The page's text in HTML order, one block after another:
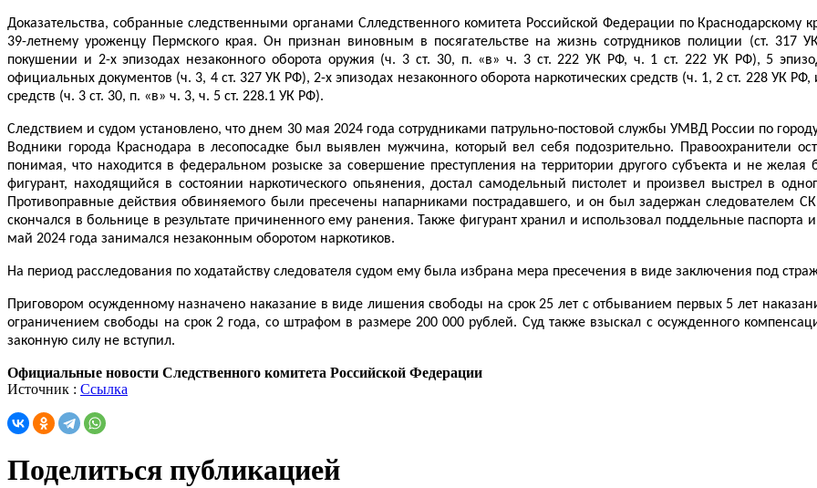
Доказательства, собранные следственными органами Слледственного комитета Российской Федерации по Краснодарскому
39-летнему уроженцу Пермского края. Он признан виновным в посягательстве на жизнь сотрудников полиции (ст.
покушении и 2-х эпизодах незаконного оборота оружия (ч. 3 ст. 30, п. «в» ч. 3 ст. 222 УК РФ, ч. 1 ст. 222 УК РФ), 5
официальных документов (ч. 3, 4 ст. 327 УК РФ), 2-х эпизодах незаконного оборота наркотических средств (ч. 1, 2 ст. 228 УК
средств (ч. 3 ст. 30, п. «в» ч. 3, ч. 5 ст. 228.1 УК РФ).
Следствием и судом установлено, что днем 30 мая 2024 года сотрудниками патрульно-постовой службы УМВД России по
Водники города Краснодара в лесопосадке был выявлен мужчина, который вел себя подозрительно. Правоохранители
понимая, что находится в федеральном розыске за совершение преступления на территории другого субъекта и не
фигурант, находящийся в состоянии наркотического опьянения, достал самодельный пистолет и произвел выстрел в
Противоправные действия обвиняемого были пресечены напарниками пострадавшего, и он был задержан следователем
скончался в больнице в результате причиненного ему ранения. Также фигурант хранил и использовал поддельные
май 2024 года занимался незаконным оборотом наркотиков.
На период расследования по ходатайству следователя судом ему была избрана мера пресечения в виде заключения под
Приговором осужденному назначено наказание в виде лишения свободы на срок 25 лет с отбыванием первых 5 лет
ограничением свободы на срок 2 года, со штрафом в размере 200 000 рублей. Суд также взыскал с осужденного
законную силу не вступил.
Официальные новости Следственного комитета Российской Федерации
Источник : Ссылка
Поделиться публикацией